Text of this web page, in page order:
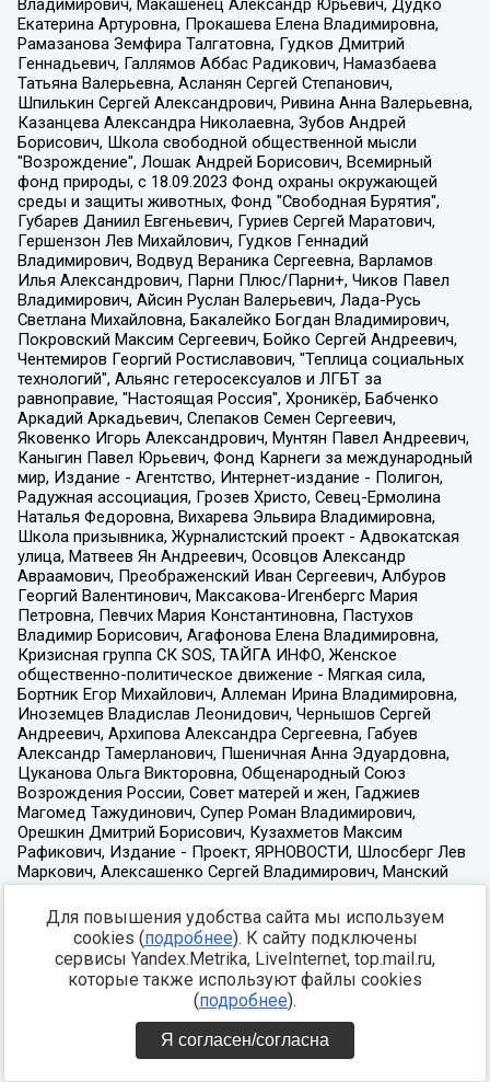
Для повышения удобства сайта мы используем
cookies (подробнее). К сайту подключены
сервисы Yandex.Metrika, LiveInternet, top.mail.ru,
которые также используют файлы cookies
(подробнее).
Я согласен/согласна